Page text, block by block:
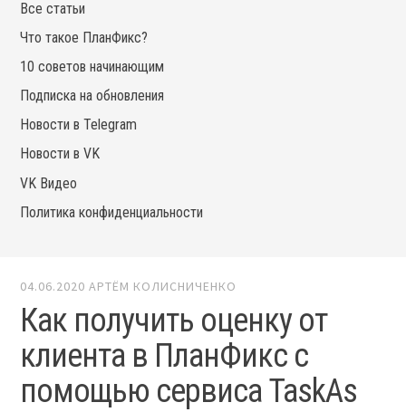
Все статьи
Что такое ПланФикс?
10 советов начинающим
Подписка на обновления
Новости в Telegram
Новости в VK
VK Видео
Политика конфиденциальности
04.06.2020 АРТЁМ КОЛИСНИЧЕНКО
Как получить оценку от
клиента в ПланФикс с
помощью сервиса TaskAs